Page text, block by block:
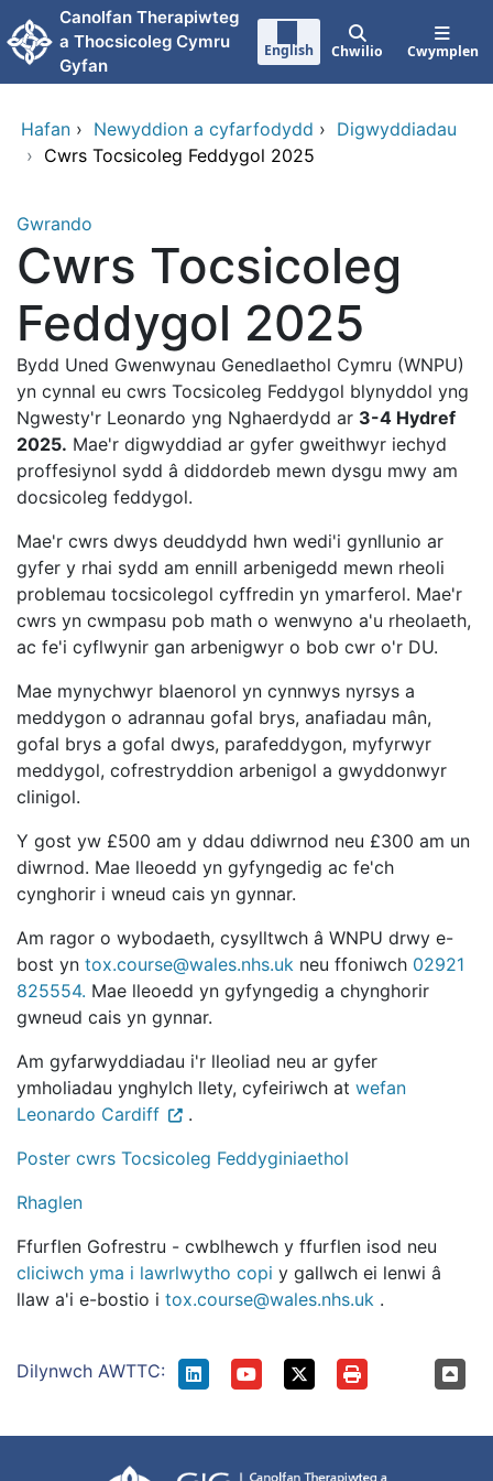
Neidio i'r prif gynnwy
Canolfan Therapiwteg
a Thocsicoleg Cymru
Gyfan
English Chwilio Cwymplen
Hafan › Newyddion a cyfarfodydd › Digwyddiadau
› Cwrs Tocsicoleg Feddygol 2025
Gwrando
Cwrs Tocsicoleg
Feddygol 2025
Bydd Uned Gwenwynau Genedlaethol Cymru (WNPU)
yn cynnal eu cwrs Tocsicoleg Feddygol blynyddol yng
Ngwesty'r Leonardo yng Nghaerdydd ar 3-4 Hydref
2025. Mae'r digwyddiad ar gyfer gweithwyr iechyd
proffesiynol sydd â diddordeb mewn dysgu mwy am
docsicoleg feddygol.
Mae'r cwrs dwys deuddydd hwn wedi'i gynllunio ar
gyfer y rhai sydd am ennill arbenigedd mewn rheoli
problemau tocsicolegol cyffredin yn ymarferol. Mae'r
cwrs yn cwmpasu pob math o wenwyno a'u rheolaeth,
ac fe'i cyflwynir gan arbenigwyr o bob cwr o'r DU.
Mae mynychwyr blaenorol yn cynnwys nyrsys a
meddygon o adrannau gofal brys, anafiadau mân,
gofal brys a gofal dwys, parafeddygon, myfyrwyr
meddygol, cofrestryddion arbenigol a gwyddonwyr
clinigol.
Y gost yw £500 am y ddau ddiwrnod neu £300 am un
diwrnod. Mae lleoedd yn gyfyngedig ac fe'ch
cynghorir i wneud cais yn gynnar.
Am ragor o wybodaeth, cysylltwch â WNPU drwy e-
bost yn tox.course@wales.nhs.uk neu ffoniwch 02921
825554. Mae lleoedd yn gyfyngedig a chynghorir
gwneud cais yn gynnar.
Am gyfarwyddiadau i'r lleoliad neu ar gyfer
ymholiadau ynghylch llety, cyfeiriwch at wefan
Leonardo Cardiff
.
Poster cwrs Tocsicoleg Feddyginiaethol
Rhaglen
Ffurflen Gofrestru - cwblhewch y ffurflen isod neu
cliciwch yma i lawrlwytho copi y gallwch ei lenwi â
llaw a'i e-bostio i tox.course@wales.nhs.uk .
Dilynwch AWTTC: